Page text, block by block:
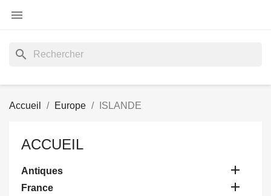

search
Accueil Europe ISLANDE
ACCUEIL
Antiques 
France 